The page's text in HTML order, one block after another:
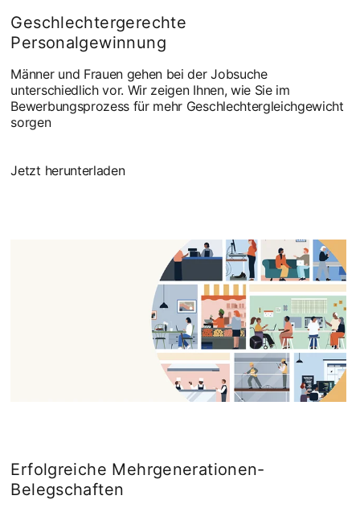
Geschlechtergerechte
Personalgewinnung
Männer und Frauen gehen bei der Jobsuche
unterschiedlich vor. Wir zeigen Ihnen, wie Sie im
Bewerbungsprozess für mehr Geschlechtergleichgewicht
sorgen
Jetzt herunterladen
Erfolgreiche Mehrgenerationen-
Belegschaften